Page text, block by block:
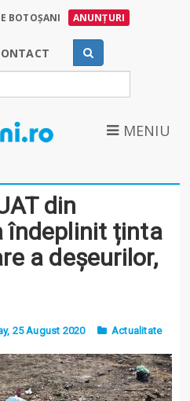
BOTOȘANI ANUNȚURI
MENIU
din
îndeplinit ținta
a deșeurilor,
25 August 2020 Actualitate